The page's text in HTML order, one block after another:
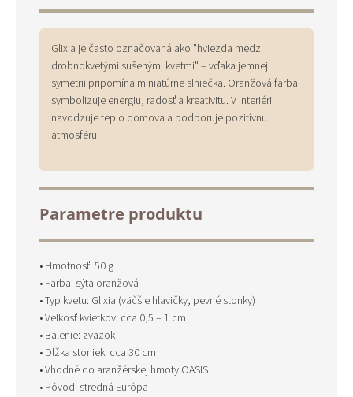
Glixia je často označovaná ako "hviezda medzi
drobnokvetými sušenými kvetmi" – vďaka jemnej
symetrii pripomína miniatúrne slniečka. Oranžová farba
symbolizuje energiu, radosť a kreativitu. V interiéri
navodzuje teplo domova a podporuje pozitívnu
atmosféru.
Parametre produktu
• Hmotnosť: 50 g
• Farba: sýta oranžová
• Typ kvetu: Glixia (väčšie hlavičky, pevné stonky)
• Veľkosť kvietkov: cca 0,5 – 1 cm
• Balenie: zväzok
• Dĺžka stoniek: cca 30 cm
• Vhodné do aranžérskej hmoty OASIS
• Pôvod: stredná Európa